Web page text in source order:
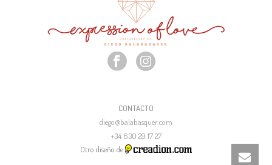
CONTACTO
diego@balabasquer.com
+34 630 29 17 27
Otro diseño de